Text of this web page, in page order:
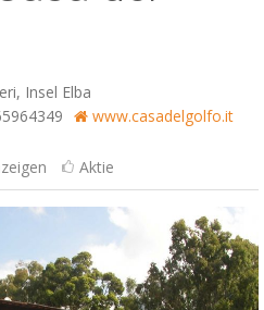
Insel Elba
www.casadelgolfo.it
Aktie